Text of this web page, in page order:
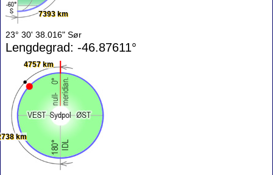
7393 km
23° 30' 38.016" Sør
Lengdegrad: -46.87611°
4757 km
km